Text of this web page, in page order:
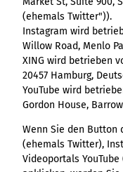
(ehemals Twitter")).
Instagram wird
Willow Road, Menlo
XING wird betrieben
20457 Hamburg,
YouTube wird
Gordon House,
Wenn Sie den Button
(ehemals Twitter),
Videoportals